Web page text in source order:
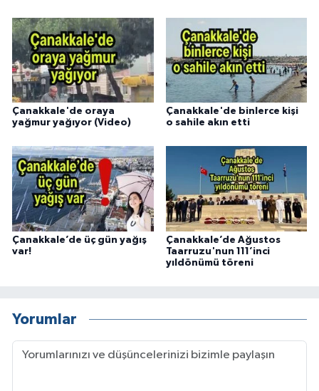
Çanakkale'de oraya
yağmur yağıyor (Video)
Çanakkale'de binlerce kişi
o sahile akın etti
Çanakkale’de üç gün yağış
var!
Çanakkale’de Ağustos
Taarruzu'nun 111’inci
yıldönümü töreni
Yorumlar